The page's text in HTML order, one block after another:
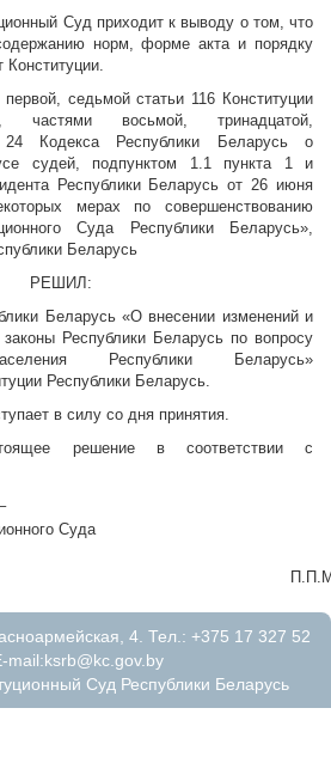
Суд приходит к выводу о том, что
норм, форме акта и порядку
Конституции.
седьмой статьи 116 Конституции
частями восьмой, тринадцатой,
24 Кодекса Республики Беларусь о
судей, подпунктом 1.1 пункта 1 и
Республики Беларусь от 26 июня
мерах по совершенствованию
Суда Республики Беларусь»,
Беларусь
РЕШИЛ:
Беларусь«О внесении изменений и
Республики Беларусь по вопросу
Республики Беларусь»
Республики Беларусь.
в силу со дня принятия.
решение в соответствии с
Суда
4. Тел.: +375 17 327 52
mail:ksrb@kc.gov.by
Суд Республики Беларусь